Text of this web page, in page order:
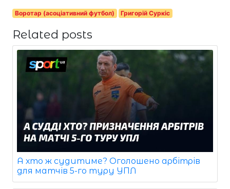
Воротар (асоціативний футбол) Григорій Суркіс
Related posts
А хто ж судитиме? Оголошено арбітрів
для матчів 5-го туру УПЛ